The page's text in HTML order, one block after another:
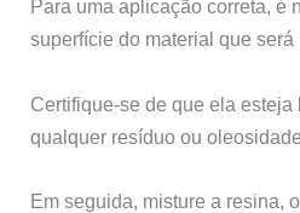
Para uma aplicação correta, é
superfície do material que será
Certifique-se de que ela esteja
qualquer resíduo ou oleosidade.
Em seguida, misture a resina,